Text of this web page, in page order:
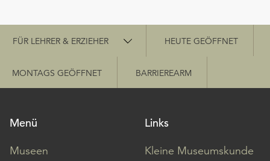
Schnellzugriff
FÜR LEHRER & ERZIEHER HEUTE GEÖFFNET
MONTAGS GEÖFFNET BARRIEREARM
Menü
Museen
Links
Kleine Museumskunde